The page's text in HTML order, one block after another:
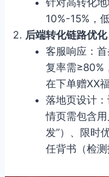
10%-15%，
后端转化链路优化
客服响应：
复率需≥80%
在下单赠XX
落地页设计
情页需包含
发”）、限时
任背书（检测